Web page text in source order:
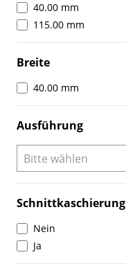
40.00 mm
115.00 mm
Breite
40.00 mm
Ausführung
Schnittkaschierung
Nein
Ja